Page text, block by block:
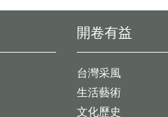
開卷有益
台灣采風
生活藝術
文化歷史